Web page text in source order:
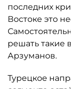
последних
Востоке это
решать такие
Арзуманов.
Турецкое